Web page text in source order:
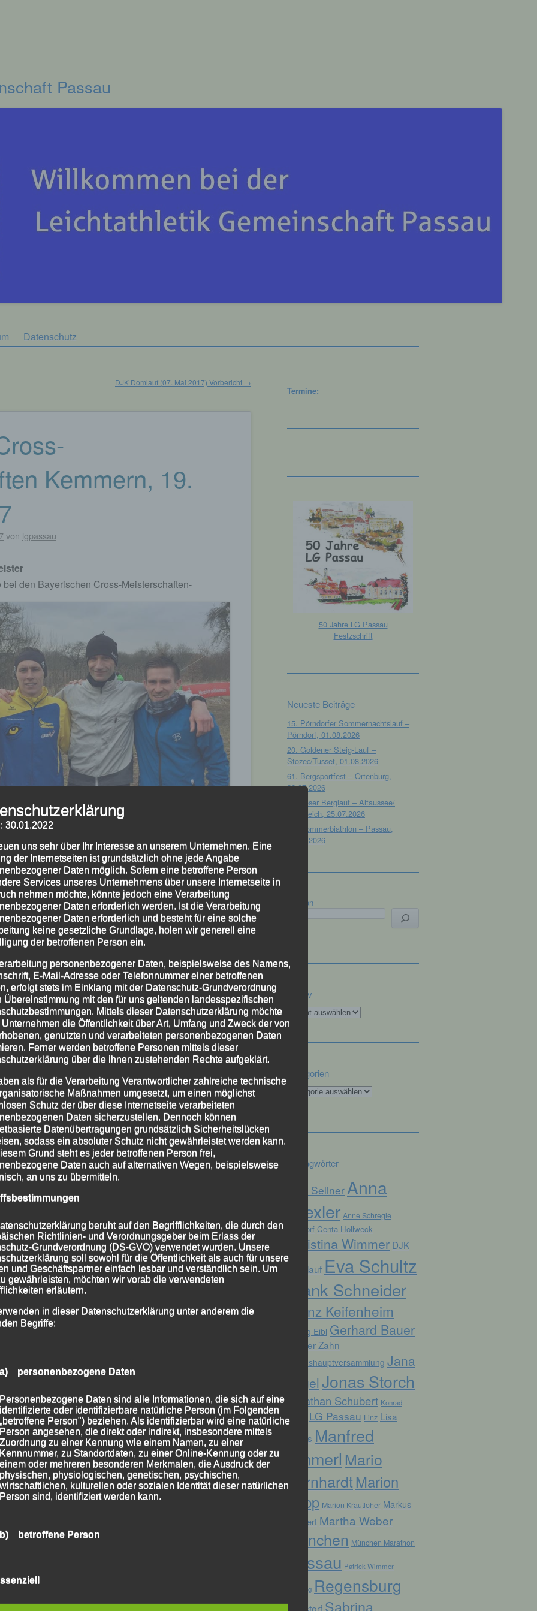
Passau
Datenschutz
DJK Domlauf (07. Mai 2017) Vorbericht →
Kemmern, 19.
von lgpassau
den Bayerischen Cross-Meisterschaften-
Bscheidl, Tobias Schreindl, Florian Stelzle und Mario Bernhardt
zu den diesjährigen Crosslauf-Meisterschaften
oberfränkischen 2.600-Einwohner-Gemeinde
Temperaturen um die zwei Grad über die Bühne
Gemeinschaft (LG) Passau aufgrund grippe-
„Rumpfteam“ antreten konnte.
SC Kemmern hatten unmittelbar vor dem
Zuschauer sehr gut einsehbaren 1.250-m-Rundkurs
Strohballen-Hindernissen austrassiert, auf dem
Meisterschaftsstrecken zwischen 2.500 und
wo 3.750 m bzw. drei Runden zu laufen waren und
den Titel holte, wurde
Frank Schneider
Simmet
(li.) wurde mit seiner Endzeit von
Neunter. Da sowohl sein Bruder Simon, als auch
zu Hause bleiben mussten, wurde es leider nichts
sog. Königsdisziplin, die über 8.750 m bzw. sieben
schon sehr tief war, lief der Deutsche Marathon-
vom Start weg im Spitzenfeld, setzte seinen Endspurt
sich dann nach 27:39 Minuten zeitgleich mit
Wodajo (TV 1848 Coburg) und nur zwei Sekunden
Telis-Finanz Regensburg) mit der
,Florian Stelzle
Termine:
50 Jahre LG Passau
Festzschrift
Neueste Beiträge
15. Pörndorfer Sommernachtslauf –
Pörndorf, 01.08.2026
20. Goldener Steig-Lauf –
Stozec/Tusset, 01.08.2026
61. Bergsportfest – Ortenburg,
26.07.2026
12. Loser Berglauf – Altaussee/
Österreich, 25.07.2026
32. Sommerbiathlon – Passau,
18.07.2026
Suchen
Archiv
Archiv
Kategorien
Kategorien
Schlagwörter
Alex Sellner Anna
Drexler Anne Schregle
Arnstorf Centa Hollweck
Christina Wimmer DJK
Domlauf Eva Schultz
Frank Schneider
Franz Keifenheim
Georg Eibl Gerhard Bauer
Günter Zahn
Jahreshauptversammlung Jana
Vogel Jonas Storch
Jonathan Schubert Konrad
Kufner
LG Passau Linz Lisa
Fuchs Manfred
Ammerl Mario
BernhardtMarion
Kopp Marion Krautloher Markus
Weinert Martha Weber
München München Marathon
Passau Patrick Wimmer
Pocking Regensburg
Ruhstorf Sabrina
30.01.2022
uns sehr über Ihr Interesse an unserem Unternehmen. Eine
der Internetseiten ist grundsätzlich ohne jede Angabe
Daten möglich. Sofern eine betroffene Person
Services unseres Unternehmens über unsere Internetseite in
nehmen möchte, könnte jedoch eine Verarbeitung
Daten erforderlich werden. Ist die Verarbeitung
Daten erforderlich und besteht für eine solche
keine gesetzliche Grundlage, holen wir generell eine
der betroffenen Person ein.
personenbezogener Daten, beispielsweise des Namens,
E-Mail-Adresse oder Telefonnummer einer betroffenen
erfolgt stets im Einklang mit der Datenschutz-Grundverordnung
Übereinstimmung mit den für uns geltenden landesspezifischen
Mittels dieser Datenschutzerklärung möchte
Unternehmen die Öffentlichkeit über Art, Umfang und Zweck der von
genutzten und verarbeiteten personenbezogenen Daten
Ferner werden betroffene Personen mittels dieser
über die ihnen zustehenden Rechte aufgeklärt.
als für die Verarbeitung Verantwortlicher zahlreiche technische
Maßnahmen umgesetzt, um einen möglichst
Schutz der über diese Internetseite verarbeiteten
Daten sicherzustellen. Dennoch können
Datenübertragungen grundsätzlich Sicherheitslücken
sodass ein absoluter Schutz nicht gewährleistet werden kann.
Grund steht es jeder betroffenen Person frei,
Daten auch auf alternativen Wegen, beispielsweise
an uns zu übermitteln.
beruht auf den Begrifflichkeiten, die durch den
Richtlinien- und Verordnungsgeber beim Erlass der
Grundverordnung (DS-GVO) verwendet wurden. Unsere
soll sowohl für die Öffentlichkeit als auch für unsere
und Geschäftspartner einfach lesbar und verständlich sein. Um
gewährleisten, möchten wir vorab die verwendeten
erläutern.
in dieser Datenschutzerklärung unter anderem die
Begriffe:
a) personenbezogene Daten
Personenbezogene Daten sind alle Informationen, die sich auf eine
identifizierte oder identifizierbare natürliche Person (im Folgenden
„betroffene Person") beziehen. Als identifizierbar wird eine natürliche
Person angesehen, die direkt oder indirekt, insbesondere mittels
Zuordnung zu einer Kennung wie einem Namen, zu einer
Kennnummer, zu Standortdaten, zu einer Online-Kennung oder zu
einem oder mehreren besonderen Merkmalen, die Ausdruck der
physischen, physiologischen, genetischen, psychischen,
wirtschaftlichen, kulturellen oder sozialen Identität dieser natürlichen
Person sind, identifiziert werden kann.
b) betroffene Person
Verarbeitung Verantwortlichen verarbeitet werden.